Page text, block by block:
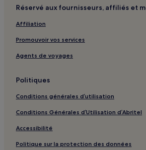
Le Grès : hôtels
Laréole : hôtels
Rue d'Alsace-Lorraine : Hôtels avec
Rue d'Alsace-Lorraine : Appart’hôtels
Rue d'Alsace-Lorraine : hôtels 4 étoiles
Rue d'Alsace-Lorraine : Hôtels d’affaires
Réservé aux fournisseurs, affiliés et
Affiliation
Promouvoir vos services
Agents de voyages
Politiques
Conditions générales d’utilisation
Conditions Générales d’Utilisation d’Abritel
Accessibilité
Politique sur la protection des données